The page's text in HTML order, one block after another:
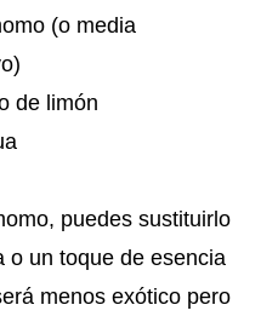
(o media
de limón
puedes sustituirlo
o un toque de esencia
menos exótico pero